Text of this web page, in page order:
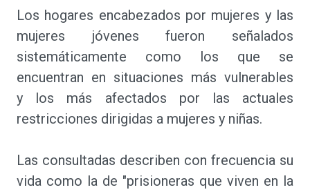
Los hogares encabezados por mujeres y las
mujeres jóvenes fueron señalados
sistemáticamente como los que se
encuentran en situaciones más vulnerables
y los más afectados por las actuales
restricciones dirigidas a mujeres y niñas.
Las consultadas describen con frecuencia su
vida como la de "prisioneras que viven en la